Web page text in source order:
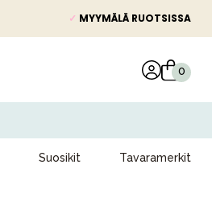
✓ MYYMÄLÄ RUOTSISSA
Suosikit Tavaramerkit